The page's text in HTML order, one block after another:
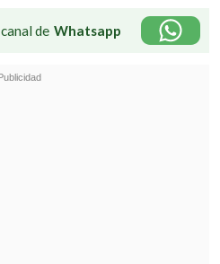
de Whatsapp